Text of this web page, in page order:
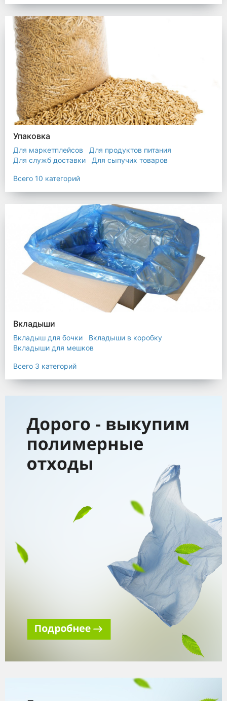
Упаковка
Для маркетплейсов
Для продуктов питания
Для служб доставки
Для сыпучих товаров
Промышленная упаковка
Прочая полиэтиленовая упаковка
Всего 10 категорий
Вкладыши
Вкладыш для бочки
Вкладыши в коробку
Вкладыши для мешков
Всего 3 категорий